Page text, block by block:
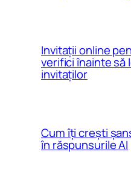
Invitații online
verifici înainte să
invitaților
Cum îți crești
în răspunsurile AI